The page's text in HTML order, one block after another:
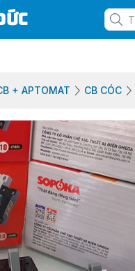
+ APTOMAT CB CÓC